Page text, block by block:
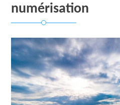
numérisation